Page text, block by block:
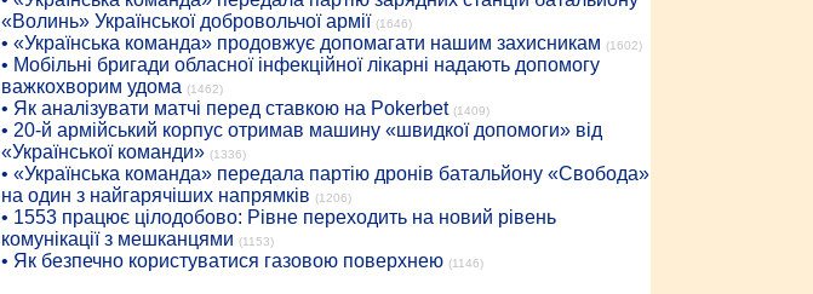
«Волинь» Української добровольчої армії (1646)
• «Українська команда» продовжує допомагати нашим захисникам (1602)
• Мобільні бригади обласної інфекційної лікарні надають допомогу
важкохворим удома (1462)
• Як аналізувати матчі перед ставкою на Pokerbet (1409)
• 20-й армійський корпус отримав машину «швидкої допомоги» від
«Української команди» (1336)
• «Українська команда» передала партію дронів батальйону «Свобода»
на один з найгарячіших напрямків (1206)
• 1553 працює цілодобово: Рівне переходить на новий рівень
комунікації з мешканцями (1153)
• Як безпечно користуватися газовою поверхнею (1146)